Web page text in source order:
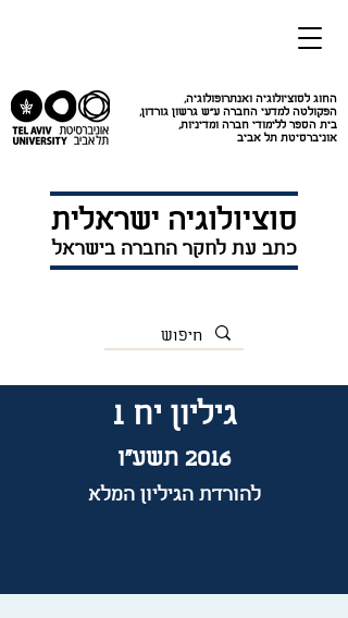
החוג לסוציולוגיה ואנתרופולוגיה,
הפקולטה למדעי החברה ע"ש גרשון גורדון,
בית הספר ללימודי חברה ומדיניות,
אוניברסיטת תל אביב
סוציולוגיה ישראלית
כתב עת לחקר החברה בישראל
גיליון יח 1
2016 תשע"ו
להורדת הגיליון המלא